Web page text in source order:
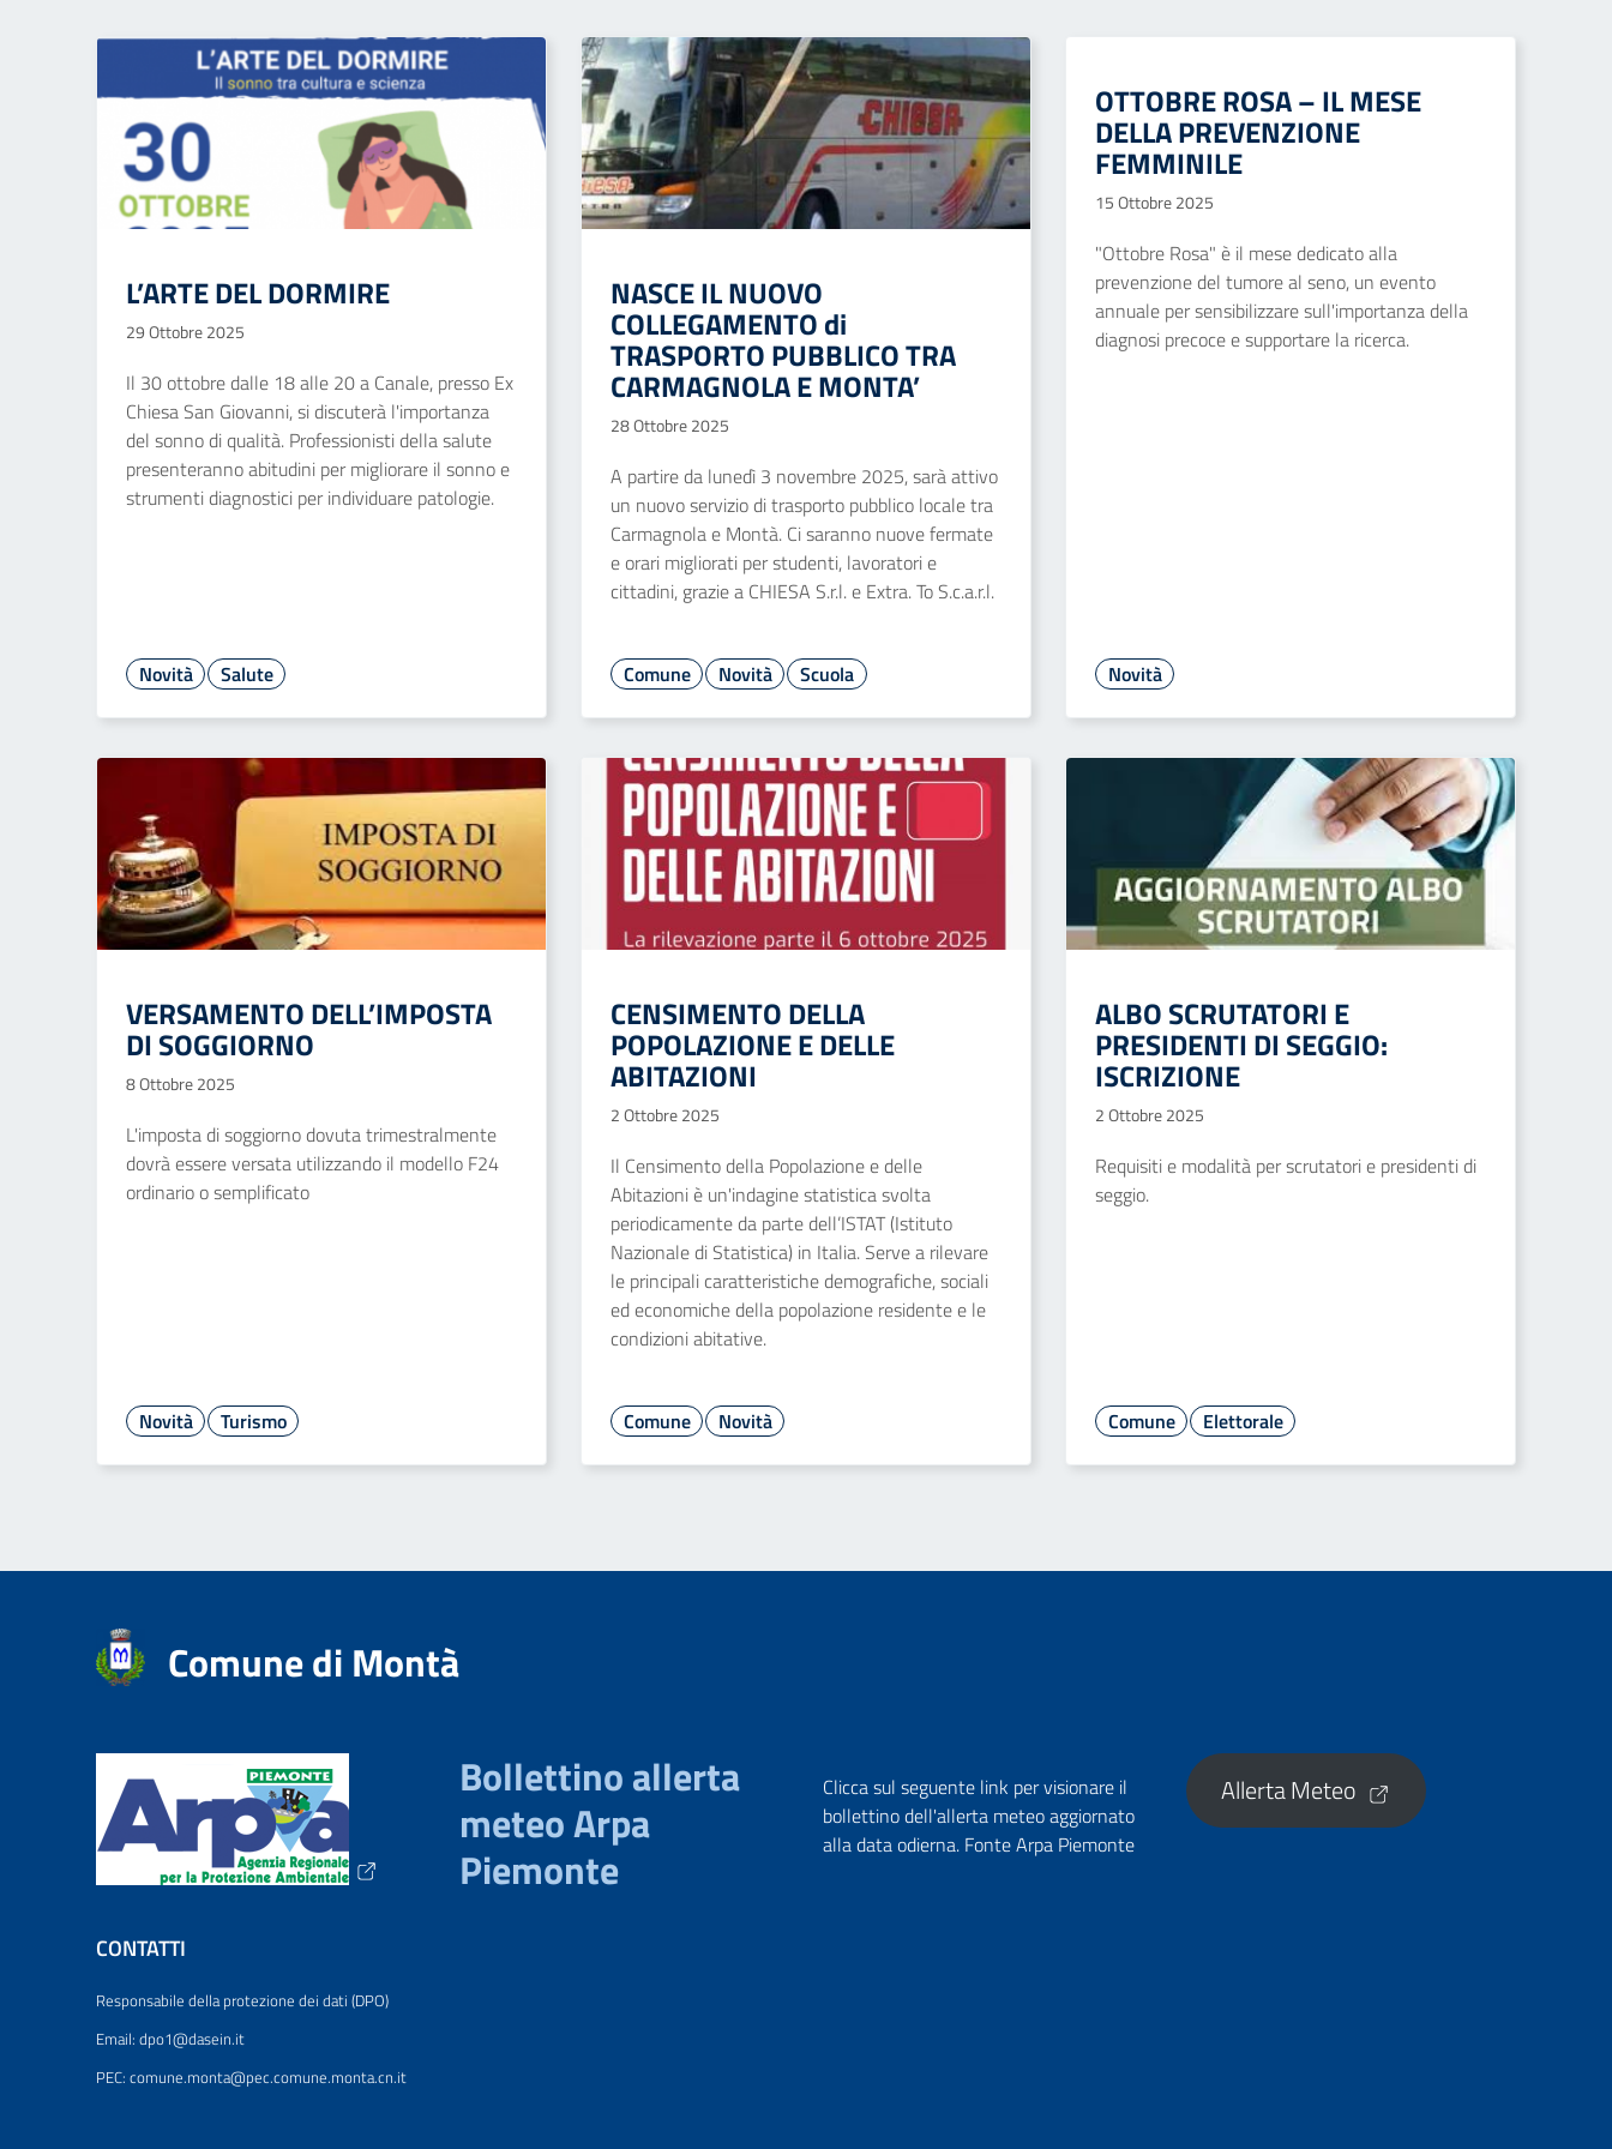
L’ARTE DEL DORMIRE
29 Ottobre 2025
Il 30 ottobre dalle 18 alle 20 a Canale, presso Ex
Chiesa San Giovanni, si discuterà l'importanza
del sonno di qualità. Professionisti della salute
presenteranno abitudini per migliorare il sonno e
strumenti diagnostici per individuare patologie.
Novità Salute
NASCE IL NUOVO
COLLEGAMENTO di
TRASPORTO PUBBLICO TRA
CARMAGNOLA E MONTA’
28 Ottobre 2025
A partire da lunedì 3 novembre 2025, sarà attivo
un nuovo servizio di trasporto pubblico locale tra
Carmagnola e Montà. Ci saranno nuove fermate
e orari migliorati per studenti, lavoratori e
cittadini, grazie a CHIESA S.r.l. e Extra. To S.c.a.r.l.
Comune Novità Scuola
OTTOBRE ROSA – IL MESE
DELLA PREVENZIONE
FEMMINILE
15 Ottobre 2025
"Ottobre Rosa" è il mese dedicato alla
prevenzione del tumore al seno, un evento
annuale per sensibilizzare sull'importanza della
diagnosi precoce e supportare la ricerca.
Novità
VERSAMENTO DELL’IMPOSTA
DI SOGGIORNO
8 Ottobre 2025
L'imposta di soggiorno dovuta trimestralmente
dovrà essere versata utilizzando il modello F24
ordinario o semplificato
Novità Turismo
CENSIMENTO DELLA
POPOLAZIONE E DELLE
ABITAZIONI
2 Ottobre 2025
Il Censimento della Popolazione e delle
Abitazioni è un'indagine statistica svolta
periodicamente da parte dell’ISTAT (Istituto
Nazionale di Statistica) in Italia. Serve a rilevare
le principali caratteristiche demografiche, sociali
ed economiche della popolazione residente e le
condizioni abitative.
Comune Novità
ALBO SCRUTATORI E
PRESIDENTI DI SEGGIO:
ISCRIZIONE
2 Ottobre 2025
Requisiti e modalità per scrutatori e presidenti di
seggio.
Comune Elettorale
Comune di Montà
Bollettino allerta
meteo Arpa
Piemonte
Clicca sul seguente link per visionare il
bollettino dell'allerta meteo aggiornato
alla data odierna. Fonte Arpa Piemonte
Allerta Meteo
CONTATTI
Responsabile della protezione dei dati (DPO)
Email: dpo1@dasein.it
PEC: comune.monta@pec.comune.monta.cn.it